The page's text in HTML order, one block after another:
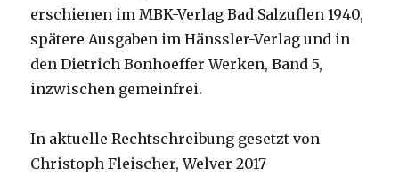
erschienen im MBK-Verlag Bad Salzuflen 1940,
spätere Ausgaben im Hänssler-Verlag und in
den Dietrich Bonhoeffer Werken, Band 5,
inzwischen gemeinfrei.
In aktuelle Rechtschreibung gesetzt von
Christoph Fleischer, Welver 2017